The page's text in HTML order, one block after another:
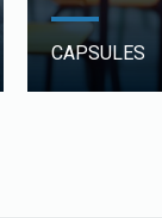
CAPSULES